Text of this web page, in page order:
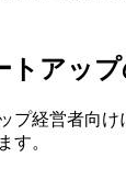
トアッ
プ経営者向
す。